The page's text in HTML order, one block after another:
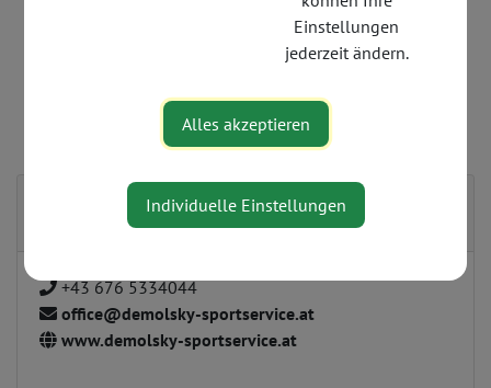
+43 676 5334044
office@demolsky-sportservice.at
www.demolsky-sportservice.at
Einstellungen
jederzeit ändern.
Alles akzeptieren
Individuelle Einstellungen